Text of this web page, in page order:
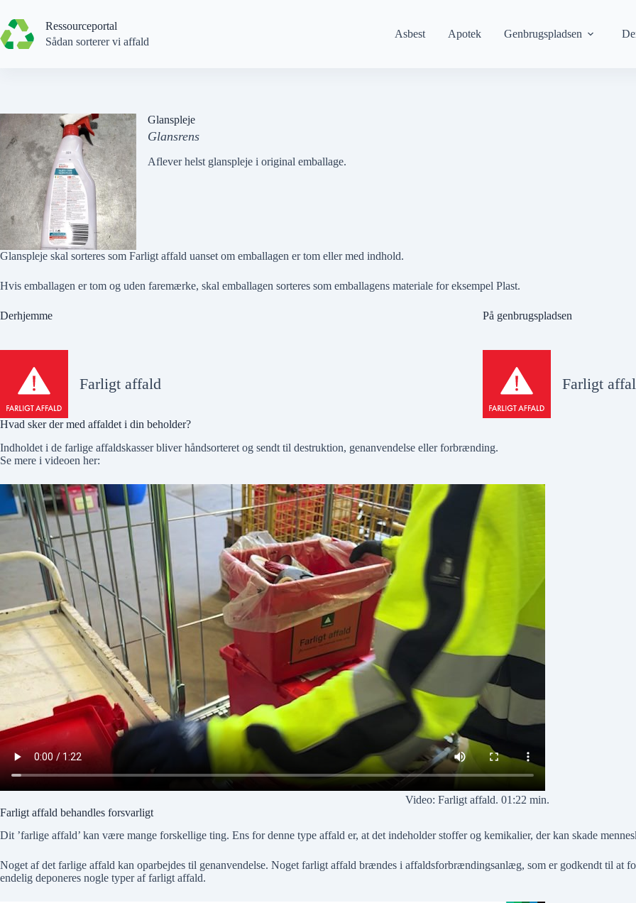
indhold
Ressourceportal
Sådan sorterer vi affald
Asbest Apotek Genbrugspladsen
Glanspleje
Glansrens
Aflever helst glanspleje i original emballage.
Glanspleje skal sorteres som Farligt affald uanset om emballagen er tom eller med indhold.
Hvis emballagen er tom og uden faremærke, skal emballagen sorteres som emballagens materiale for eksempel Plast.
Derhjemme
Farligt affald
På genbrugspladsen
Farligt
Hvad sker der med affaldet i din beholder?
Indholdet i de farlige affaldskasser bliver håndsorteret og sendt til destruktion, genanvendelse eller forbrænding.
Se mere i videoen her:
Video: Farligt affald. 01:22 min.
Farligt affald behandles forsvarligt
Dit ’farlige affald’ kan være mange forskellige ting. Ens for denne type affald er, at det indeholder stoffer og kemikalier, der kan skade
Noget af det farlige affald kan oparbejdes til genanvendelse. Noget farligt affald brændes i affaldsforbrændingsanlæg, som er godkendt til at
endelig deponeres nogle typer af farligt affald.